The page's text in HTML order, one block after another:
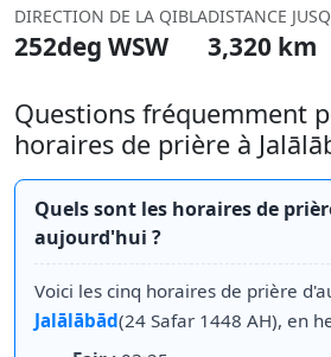
DIRECTION DE LA QIBLA
252deg WSW
DISTANCE
3,320 km
Questions fréquemment
horaires de prière à
Quels sont les horaires de
aujourd'hui ?
Voici les cinq horaires de prière
Jalālābād(24 Safar 1448 AH), en